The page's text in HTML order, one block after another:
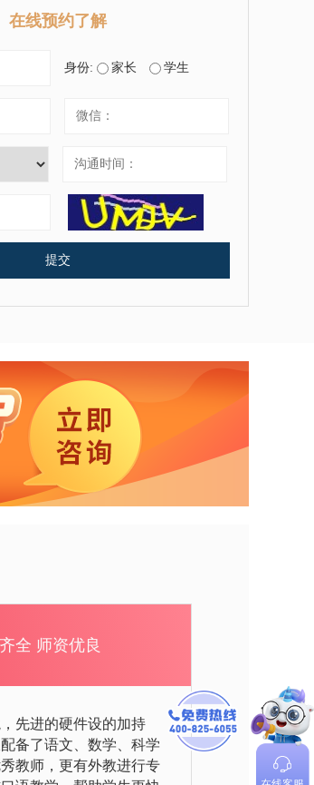
在线预约了解
身份: 家长 学生
提交
全 师资优良
先进的硬件设的加持
备了语文、数学、科学
教师，更有外教进行专